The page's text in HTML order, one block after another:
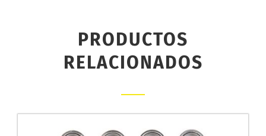
PRODUCTOS
RELACIONADOS